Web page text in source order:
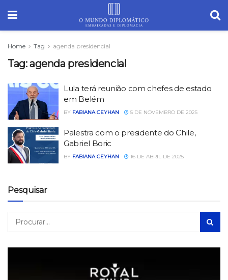
Home Tag agenda presidencial
Tag:agenda presidencial
Lula terá reunião com chefes de estado
em Belém
BY FABIANA CEYHAN 5 DE NOVEMBRO DE 2025
Palestra com o presidente do Chile,
Gabriel Boric
BY FABIANA CEYHAN 16 DE ABRIL DE 2025
Pesquisar